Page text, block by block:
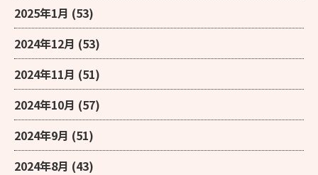
2025年1月 (53)
2024年12月 (53)
2024年11月 (51)
2024年10月 (57)
2024年9月 (51)
2024年8月 (43)